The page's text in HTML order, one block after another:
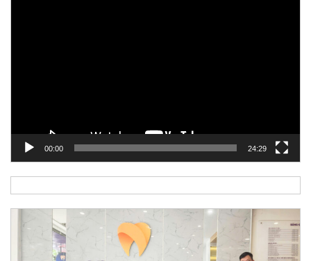
00:00 24:29